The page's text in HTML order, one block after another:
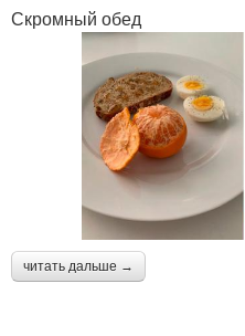
Скромный обед
читать дальше →